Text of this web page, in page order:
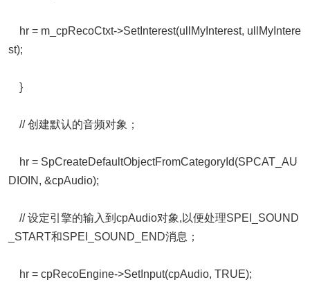
hr = m_cpRecoCtxt->SetInterest(ullMyInterest, ullMyIntere
st);
}
// 创建默认的音频对象；
hr = SpCreateDefaultObjectFromCategoryId(SPCAT_AU
DIOIN, &cpAudio);
// 设定引擎的输入到cpAudio对象,以便处理SPEI_SOUND
_START和SPEI_SOUND_END消息；
hr = cpRecoEngine->SetInput(cpAudio, TRUE);